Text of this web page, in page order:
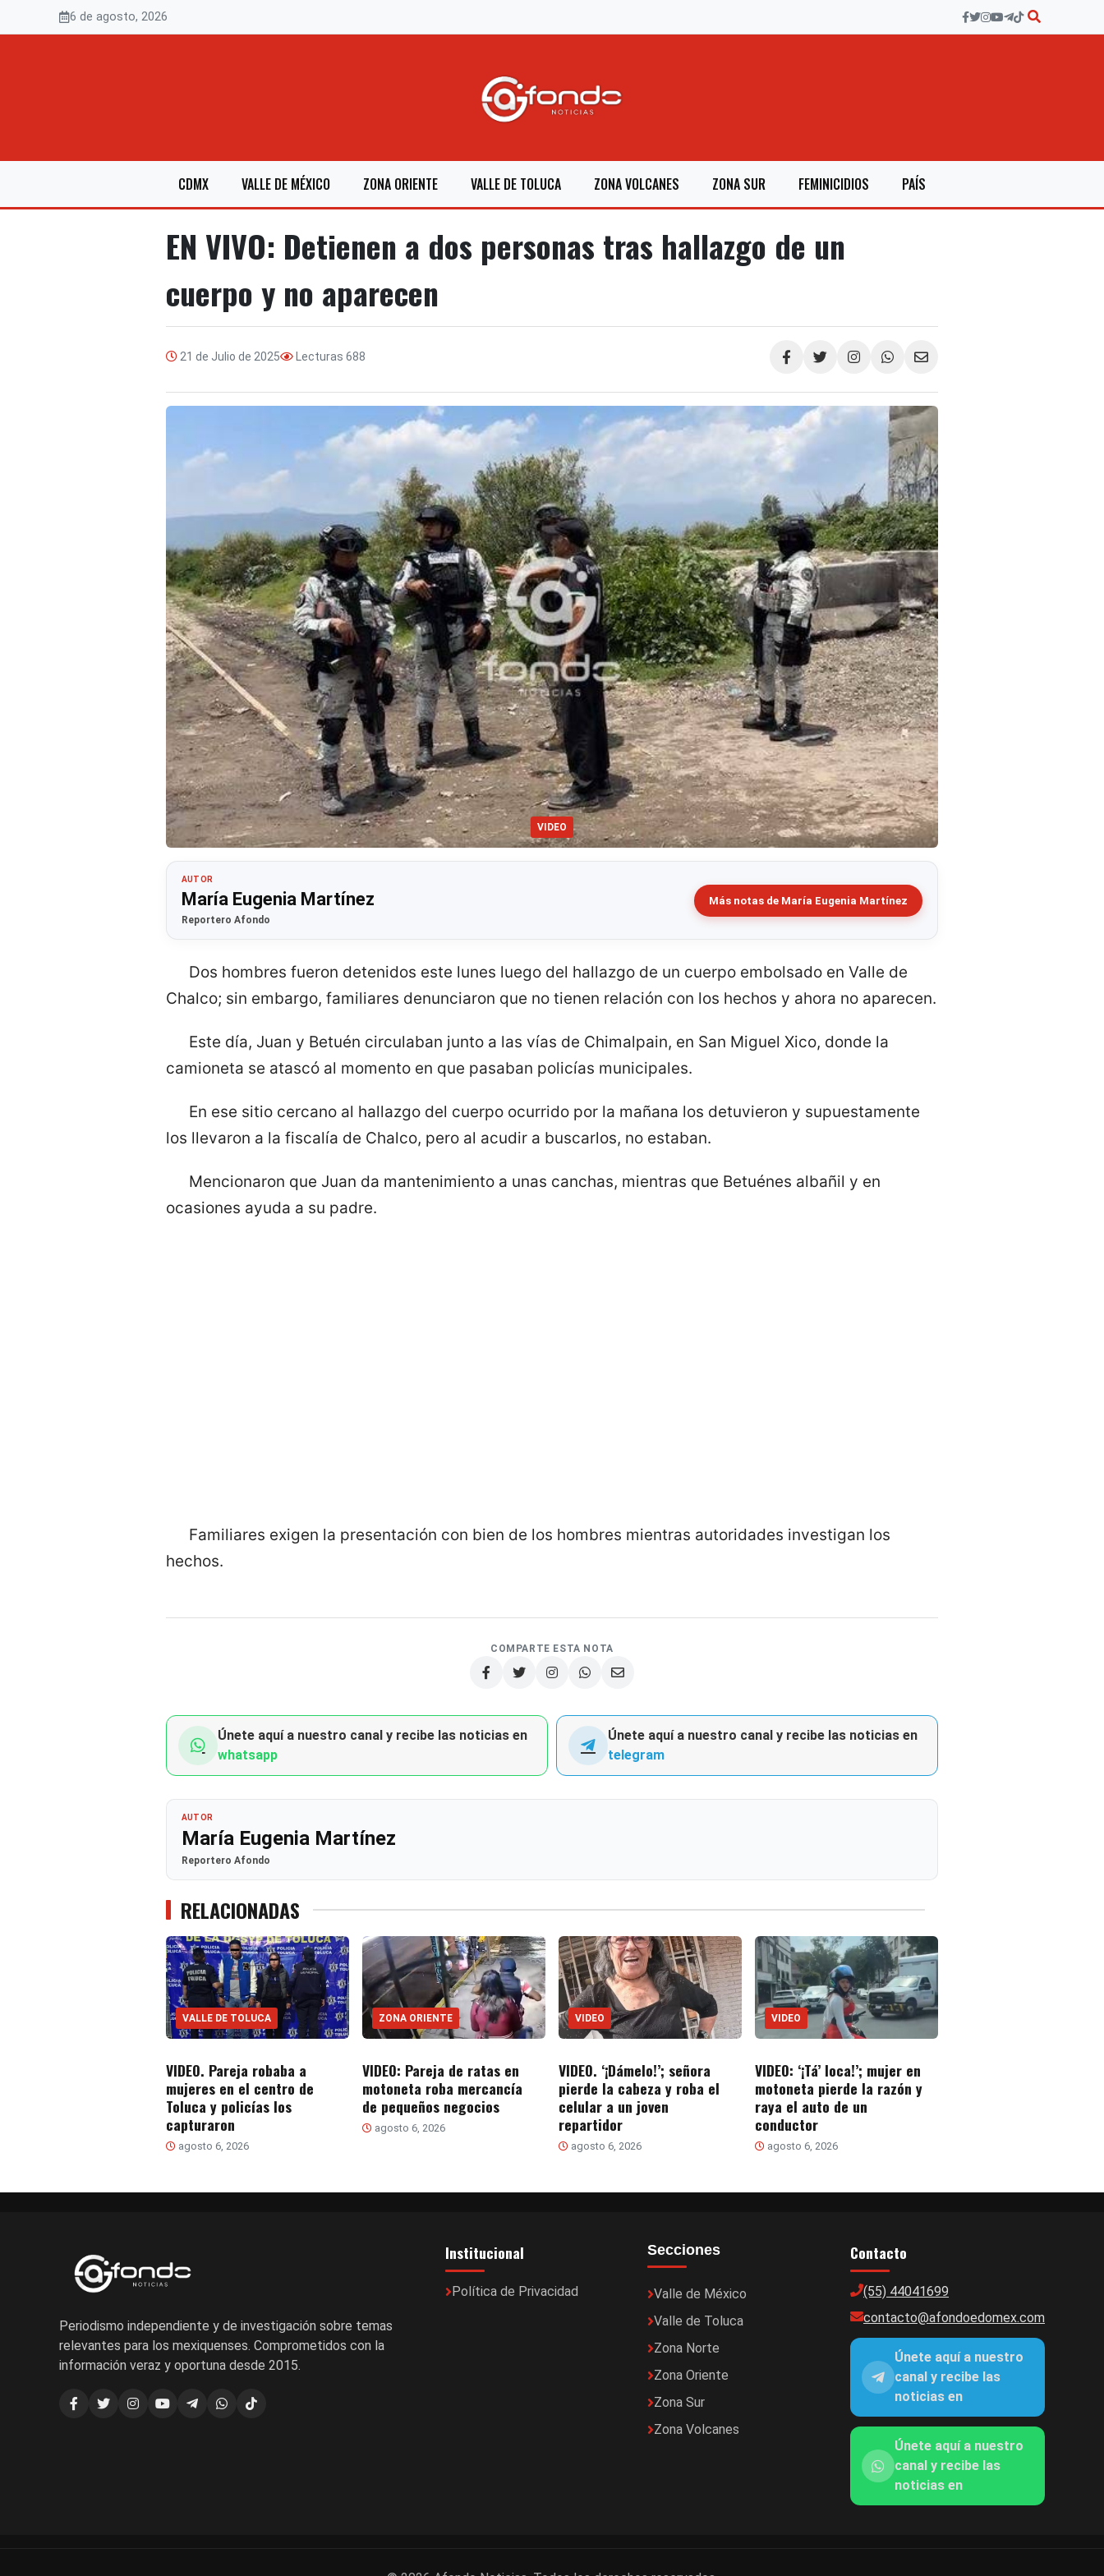
6 de agosto, 2026
CDMX VALLE DE MÉXICO ZONA ORIENTE VALLE DE TOLUCA ZONA VOLCANES ZONA SUR FEMINICIDIOS PAÍS
EN VIVO: Detienen a dos personas tras hallazgo de un
cuerpo y no aparecen
21 de Julio de 2025 Lecturas 688
Compartir
VIDEO
AUTOR
María Eugenia Martínez
Reportero Afondo
Más notas de María Eugenia Martínez
Dos hombres fueron detenidos este lunes luego del hallazgo de un cuerpo embolsado en Valle de
Chalco; sin embargo, familiares denunciaron que no tienen relación con los hechos y ahora no aparecen.
Este día, Juan y Betuén circulaban junto a las vías de Chimalpain, en San Miguel Xico, donde la
camioneta se atascó al momento en que pasaban policías municipales.
En ese sitio cercano al hallazgo del cuerpo ocurrido por la mañana los detuvieron y supuestamente
los llevaron a la fiscalía de Chalco, pero al acudir a buscarlos, no estaban.
Mencionaron que Juan da mantenimiento a unas canchas, mientras que Betuénes albañil y en
ocasiones ayuda a su padre.
Familiares exigen la presentación con bien de los hombres mientras autoridades investigan los
hechos.
COMPARTE ESTA NOTA
Únete aquí a nuestro canal y recibe las noticias en
whatsapp
Únete aquí a nuestro canal y recibe las noticias en
telegram
AUTOR
María Eugenia Martínez
Reportero Afondo
RELACIONADAS
VALLE DE TOLUCA
VIDEO. Pareja robaba a
mujeres en el centro de
Toluca y policías los
capturaron
agosto 6, 2026
ZONA ORIENTE
VIDEO: Pareja de ratas en
motoneta roba mercancía
de pequeños negocios
agosto 6, 2026
VIDEO
VIDEO. ‘¡Dámelo!’; señora
pierde la cabeza y roba el
celular a un joven
repartidor
agosto 6, 2026
VIDEO
VIDEO: ‘¡Tá’ loca!’; mujer en
motoneta pierde la razón y
raya el auto de un
conductor
agosto 6, 2026
Periodismo independiente y de investigación sobre temas
relevantes para los mexiquenses. Comprometidos con la
información veraz y oportuna desde 2015.
Institucional
Política de Privacidad
Secciones
Valle de México
Valle de Toluca
Zona Norte
Zona Oriente
Zona Sur
Zona Volcanes
Contacto
(55) 44041699
contacto@afondoedomex.com
Únete aquí a nuestro
canal y recibe las
noticias en
Únete aquí a nuestro
canal y recibe las
noticias en